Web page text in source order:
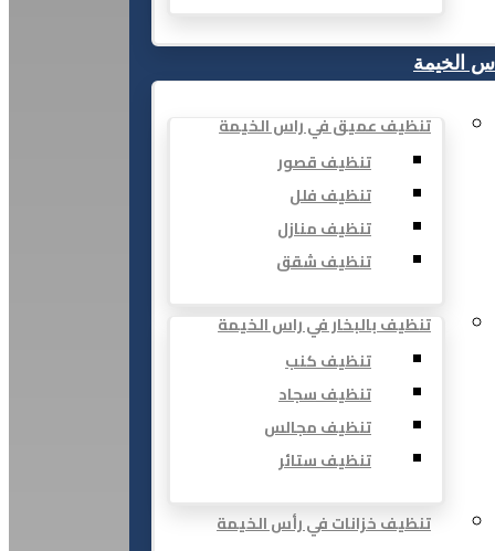
الخيمة
تنظيف عميق في راس الخيمة
تنظيف قصور
تنظيف فلل
تنظيف منازل
تنظيف شقق
تنظيف بالبخار في راس الخيمة
تنظيف كنب
تنظيف سجاد
تنظيف مجالس
تنظيف ستائر
تنظيف خزانات في رأس الخيمة